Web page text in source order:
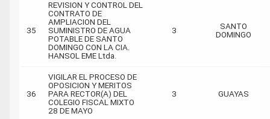
35
REVISION Y CONTROL DEL
CONTRATO DE
AMPLIACION DEL
SUMINISTRO DE AGUA
POTABLE DE SANTO
DOMINGO CON LA CIA.
HANSOL EME Ltda.
3
SANTO
DOMINGO
36
VIGILAR EL PROCESO DE
OPOSICION Y MERITOS
PARA RECTOR(A) DEL
COLEGIO FISCAL MIXTO
28 DE MAYO
3 GUAYAS